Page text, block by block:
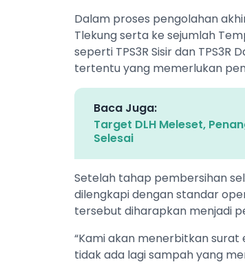
Dalam proses pengolahan
Tlekung serta ke sejumlah
seperti TPS3R Sisir dan
tertentu yang memerlukan
Baca Juga:
Target DLH Meleset,
Selesai
Setelah tahap pembersihan
dilengkapi dengan standar
tersebut diharapkan menjadi
“Kami akan menerbitkan
tidak ada lagi sampah yang